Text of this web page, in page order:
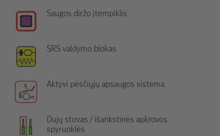
Saugos diržo įtempiklis
SRS valdymo blokas
Aktyvi pėsčiųjų apsaugos sistema
Dujų stovas / išankstinės apkrovos
spyruoklės